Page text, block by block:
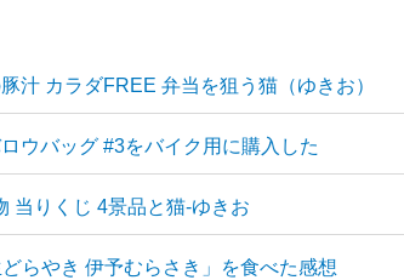
汁 カラダFREE 弁当を狙う猫（ゆきお）
ウバッグ #3をバイク用に購入した
当りくじ 4景品と猫-ゆきお
らやき 伊予むらさき」を食べた感想